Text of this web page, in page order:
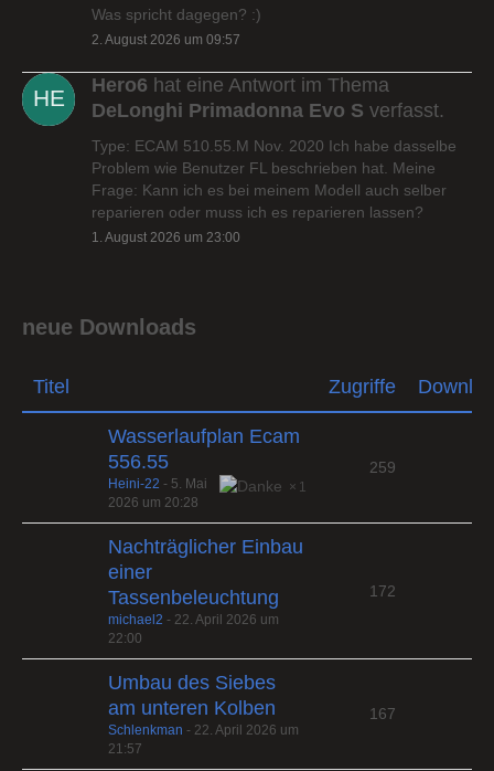
Was spricht dagegen? :)
2. August 2026 um 09:57
Hero6 hat eine Antwort im Thema
DeLonghi Primadonna Evo S verfasst.
Type: ECAM 510.55.M Nov. 2020 Ich habe dasselbe
Problem wie Benutzer FL beschrieben hat. Meine
Frage: Kann ich es bei meinem Modell auch selber
reparieren oder muss ich es reparieren lassen?
1. August 2026 um 23:00
neue Downloads
Titel Zugriffe
Wasserlaufplan Ecam
556.55
1
Heini-22 - 5. Mai
2026 um 20:28
259
Nachträglicher Einbau
einer
Tassenbeleuchtung
michael2 - 22. April 2026 um
22:00
172
Umbau des Siebes
am unteren Kolben
Schlenkman - 22. April 2026 um
21:57
167